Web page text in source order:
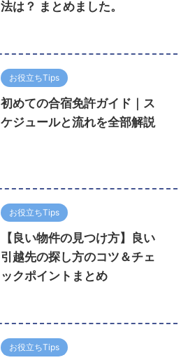
法は？ まとめました。
お役立ちTips
初めての合宿免許ガイド｜ス
ケジュールと流れを全部解説
お役立ちTips
【良い物件の見つけ方】良い
引越先の探し方のコツ＆チェ
ックポイントまとめ
お役立ちTips